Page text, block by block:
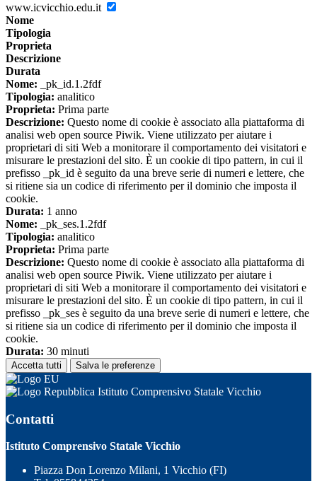
www.icvicchio.edu.it
Nome
Tipologia
Proprieta
Descrizione
Durata
Nome: _pk_id.1.2fdf
Tipologia: analitico
Proprieta: Prima parte
Descrizione: Questo nome di cookie è associato alla piattaforma di
analisi web open source Piwik. Viene utilizzato per aiutare i
proprietari di siti Web a monitorare il comportamento dei visitatori e
misurare le prestazioni del sito. È un cookie di tipo pattern, in cui il
prefisso _pk_id è seguito da una breve serie di numeri e lettere, che
si ritiene sia un codice di riferimento per il dominio che imposta il
cookie.
Durata: 1 anno
Nome: _pk_ses.1.2fdf
Tipologia: analitico
Proprieta: Prima parte
Descrizione: Questo nome di cookie è associato alla piattaforma di
analisi web open source Piwik. Viene utilizzato per aiutare i
proprietari di siti Web a monitorare il comportamento dei visitatori e
misurare le prestazioni del sito. È un cookie di tipo pattern, in cui il
prefisso _pk_ses è seguito da una breve serie di numeri e lettere, che
si ritiene sia un codice di riferimento per il dominio che imposta il
cookie.
Durata: 30 minuti
Accetta tutti Salva le preferenze
Istituto Comprensivo Statale Vicchio
Contatti
Istituto Comprensivo Statale Vicchio
Piazza Don Lorenzo Milani, 1 Vicchio (FI)